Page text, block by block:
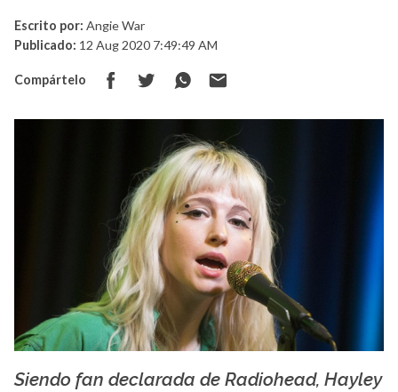
Escrito por: Angie War
Publicado: 12 Aug 2020 7:49:49 AM
Compártelo
Siendo fan declarada de Radiohead, Hayley